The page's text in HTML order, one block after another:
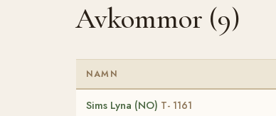
Avkommor (9)
NAMN
Sims Lyna (NO) T- 1161